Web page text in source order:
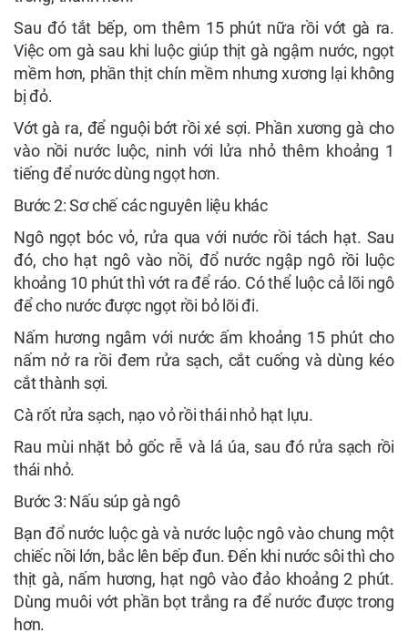
Sau đó tắt bếp, om thêm 15 phút nữa rồi vớt gà ra.
Việc om gà sau khi luộc giúp thịt gà ngậm nước, ngọt
mềm hơn, phần thịt chín mềm nhưng xương lại không
bị đỏ.
Vớt gà ra, để nguội bớt rồi xé sợi. Phần xương gà cho
vào nồi nước luộc, ninh với lửa nhỏ thêm khoảng 1
tiếng để nước dùng ngọt hơn.
Bước 2: Sơ chế các nguyên liệu khác
Ngô ngọt bóc vỏ, rửa qua với nước rồi tách hạt. Sau
đó, cho hạt ngô vào nồi, đổ nước ngập ngô rồi luộc
khoảng 10 phút thì vớt ra để ráo. Có thể luộc cả lõi ngô
để cho nước được ngọt rồi bỏ lõi đi.
Nấm hương ngâm với nước ấm khoảng 15 phút cho
nấm nở ra rồi đem rửa sạch, cắt cuống và dùng kéo
cắt thành sợi.
Cà rốt rửa sạch, nạo vỏ rồi thái nhỏ hạt lựu.
Rau mùi nhặt bỏ gốc rễ và lá úa, sau đó rửa sạch rồi
thái nhỏ.
Bước 3: Nấu súp gà ngô
Bạn đổ nước luộc gà và nước luộc ngô vào chung một
chiếc nồi lớn, bắc lên bếp đun. Đến khi nước sôi thì cho
thịt gà, nấm hương, hạt ngô vào đảo khoảng 2 phút.
Dùng muôi vớt phần bọt trắng ra để nước được trong
hơn.